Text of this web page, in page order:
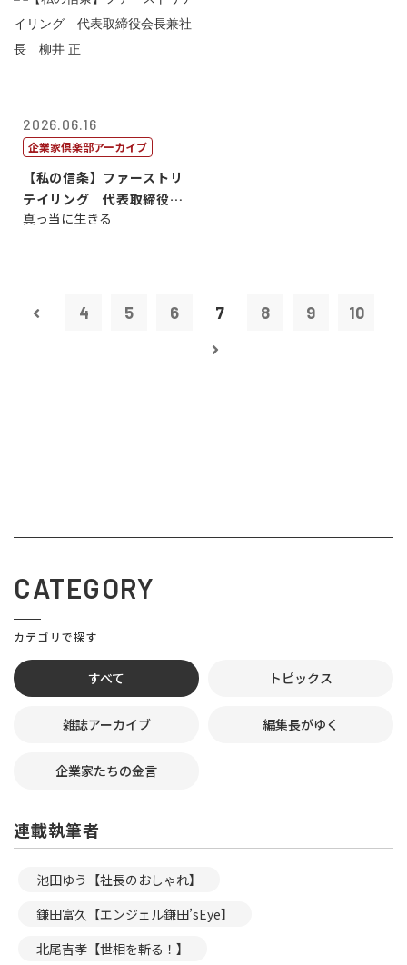
2026.06.16
企業家倶楽部アーカイブ
【私の信条】ファーストリ
テイリング 代表取締役会
長兼社長 柳...
真っ当に生きる
4 5 6 7 8 9 10
CATEGORY
カテゴリで探す
すべて トピックス
雑誌アーカイブ 編集長がゆく
企業家たちの金言
連載執筆者
池田ゆう【社長のおしゃれ】
鎌田富久【エンジェル鎌田’sEye】
北尾吉孝【世相を斬る！】